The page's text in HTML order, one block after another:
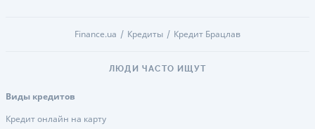
Finance.ua Кредиты Кредит Брацлав
ЛЮДИ ЧАСТО ИЩУТ
Виды кредитов
Кредит онлайн на карту